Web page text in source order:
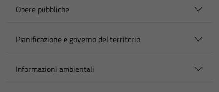
Opere pubbliche
Pianificazione e governo del territorio
Informazioni ambientali